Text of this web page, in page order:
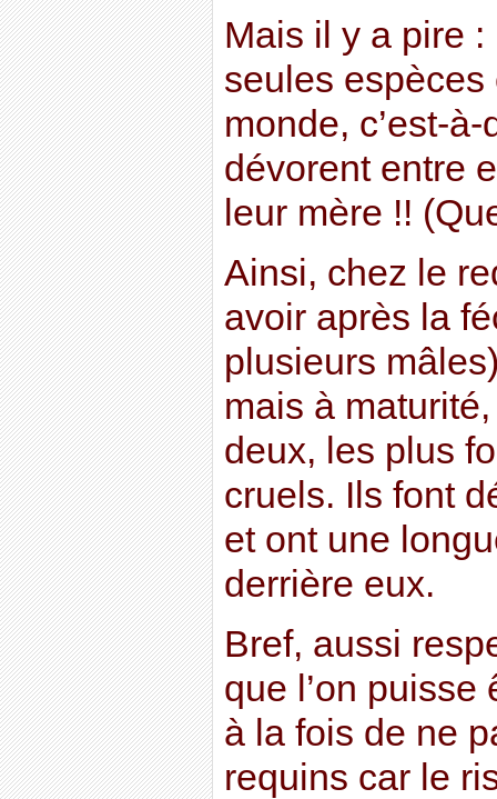
Mais il y a pire
seules
monde, c’est-
dévorent entre
leur mère !!
Ainsi, chez le
avoir après la
plusieurs
mais à
deux, les plus
cruels. Ils font
et ont une
derrière eux.
Bref, aussi
que l’on puisse
à la fois de ne
requins car le